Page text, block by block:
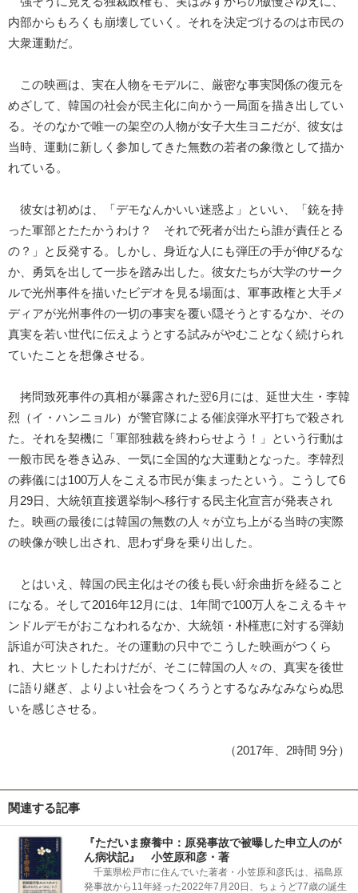
内部からもろくも崩壊していく。それを決定づけるのは市民の
大衆運動だ。
この映画は、実在人物をモデルに、厳密な事実関係の復元を
めざして、韓国の社会が民主化に向かう一局面を描き出してい
る。そのなかで唯一の架空の人物が女子大生ヨニだが、彼女は
当時、運動に新しく参加してきた無数の若者の象徴として描か
れている。
彼女は初めは、「デモなんかいい迷惑よ」といい、「銃を持
った軍部とたたかうわけ？ それで死者が出たら誰が責任とる
の？」と反発する。しかし、身近な人にも弾圧の手が伸びるな
か、勇気を出して一歩を踏み出した。彼女たちが大学のサーク
ルで光州事件を描いたビデオを見る場面は、軍事政権と大手メ
ディアが光州事件の一切の事実を覆い隠そうとするなか、その
真実を若い世代に伝えようとする試みがやむことなく続けられ
ていたことを想像させる。
拷問致死事件の真相が暴露された翌6月には、延世大生・李韓
烈（イ・ハンニョル）が警官隊による催涙弾水平打ちで殺され
た。それを契機に「軍部独裁を終わらせよう！」という行動は
一般市民を巻き込み、一気に全国的な大運動となった。李韓烈
の葬儀には100万人をこえる市民が集まったという。こうして6
月29日、大統領直接選挙制へ移行する民主化宣言が発表され
た。映画の最後には韓国の無数の人々が立ち上がる当時の実際
の映像が映し出され、思わず身を乗り出した。
とはいえ、韓国の民主化はその後も長い紆余曲折を経ること
になる。そして2016年12月には、1年間で100万人をこえるキャ
ンドルデモがおこなわれるなか、大統領・朴槿恵に対する弾劾
訴追が可決された。その運動の只中でこうした映画がつくら
れ、大ヒットしたわけだが、そこに韓国の人々の、真実を後世
に語り継ぎ、よりよい社会をつくろうとするなみなみならぬ思
いを感じさせる。
（2017年、2時間 9分）
関連する記事
『ただいま療養中：原発事故で被曝した申立人のが
ん病状記』 小笠原和彦・著
千葉県松戸市に住んでいた著者・小笠原和彦氏は、福島原
発事故から11年経った2022年7月20日、ちょうど77歳の誕生